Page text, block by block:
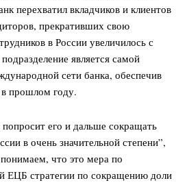
перехватил вкладчиков и клиентов
прекративших свою
в России увеличилось с
является самой
сети банка, обеспечив
прошлом году.
его и дальше сокращать
в очень значительной степени”,
что это мера по
ЕЦБ стратегии по сокращению доли